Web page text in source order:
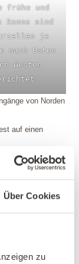
Über Cookies
zu
frühe und
Sonne sind
je
nach Osten
Westen
von Norden
auf einen
die Wohnerei
je zur Hälfte
wir